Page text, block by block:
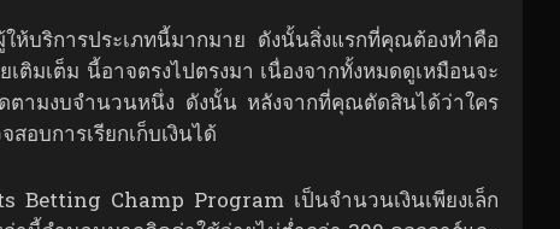
ห้บริการประเภทนี้มากมาย ดังนั้นสิ่งแรกที่คุณต้องทำคือ
ติมเต็ม นี้อาจตรงไปตรงมา เนื่องจากทั้งหมดดูเหมือนจะ
ตามงบจำนวนหนึ่ง ดังนั้น หลังจากที่คุณตัดสินได้ว่าใคร
อบการเรียกเก็บเงินได้
Betting Champ Program เป็นจำนวนเงินเพียงเล็ก